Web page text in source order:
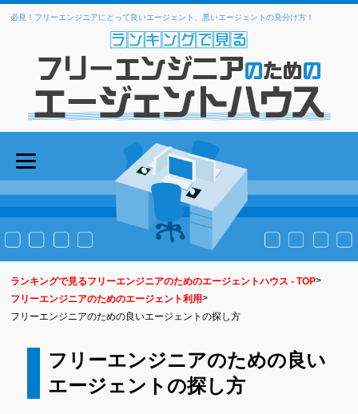
必見！フリーエンジニアにとって良いエージェント、悪いエージェントの見分け方！
ランキングで見るフリーエンジニアのためのエージェントハウス - TOP>
フリーエンジニアのためのエージェント利用>
フリーエンジニアのための良いエージェントの探し方
フリーエンジニアのための良い
エージェントの探し方